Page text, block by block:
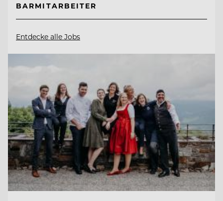
BARMITARBEITER
Entdecke alle Jobs